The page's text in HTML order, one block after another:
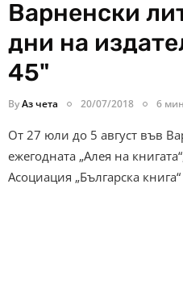
Варненски
дни на
45"
ByАз чета 20/07/2018 6
От 27 юли до 5 август във
ежегодната „Алея на
Асоциация „Българска